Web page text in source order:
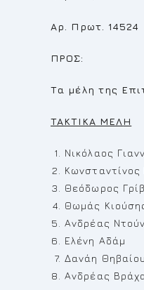
Αρ. Πρωτ. 14524
ΠΡΟΣ:
Τα μέλη της
TAKTIKA MEΛH
Νικόλαος
Κωνσταντίνος
Θεόδωρος
Θωμάς
Ανδρέας
Ελένη Αδάμ
Δανάη Θηβαίου
Ανδρέας